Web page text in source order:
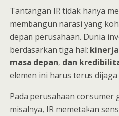
Tantangan IR tidak hanya
membangun narasi yang
depan perusahaan. Dunia
berdasarkan tiga hal:
masa depan, dan
elemen ini harus terus
Pada perusahaan consumer
misalnya, IR memetakan